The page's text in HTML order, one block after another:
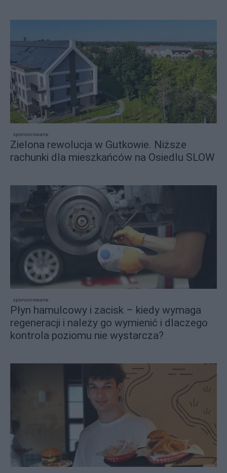
sponsorowane
Zielona rewolucja w Gutkowie. Niższe
rachunki dla mieszkańców na Osiedlu SLOW
sponsorowane
Płyn hamulcowy i zacisk – kiedy wymaga
regeneracji i należy go wymienić i dlaczego
kontrola poziomu nie wystarcza?